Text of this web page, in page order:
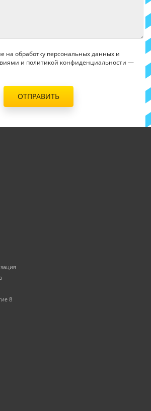
на обработку персональных данных и
и политикой конфиденциальности —
ОТПРАВИТЬ
8